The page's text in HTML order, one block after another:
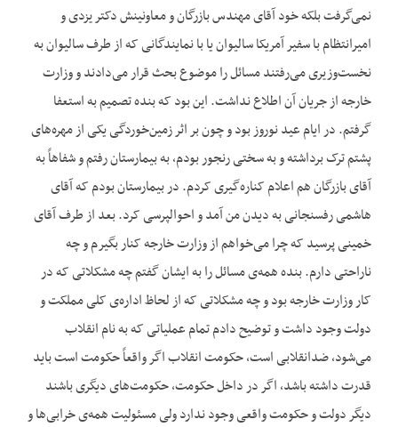
نمی‌‌گرفت بلکه خود آقای مهندس بازرگان و معاونینش دکتر یزدی و
امیرانتظام با سفیر آمریکا سالیوان یا با نمایندگانی که از طرف سالیوان به
نخست‌وزیری می‌‌رفتند مسائل را موضوع بحث قرار می‌‌دادند و وزارت
خارجه از جریان آن اطلاع نداشت. این بود که بنده تصمیم به استعفا
گرفتم. در ایام عید نوروز بود و چون بر اثر زمین‌‌خوردگی یکی از مهره‌‌های
پشتم ترک برداشته و به سختی رنجور بودم، به بیمارستان رفتم و شفاهاً به
آقای بازرگان هم اعلام کناره‌‌گیری کردم. در بیمارستان بودم که آقای
هاشمی رفسنجانی به دیدن من آمد و احوالپرسی کرد. بعد از طرف آقای
خمینی پرسید که چرا می‌‌خواهم از وزارت خارجه کنار بگیرم و چه
ناراحتی دارم. بنده همه‌‌ی مسائل را به ایشان گفتم چه مشکلاتی که در
کار وزارت خارجه بود و چه مشکلاتی که از لحاظ اداره‌‌ی کلی مملکت و
دولت وجود داشت و توضیح دادم تمام عملیاتی که به نام انقلاب
می‌‌شود، ضدانقلابی است، حکومت انقلاب اگر واقعاً حکومت است باید
قدرت داشته باشد، اگر در داخل حکومت، حکومت‌های دیگری باشند
دیگر دولت و حکومت واقعی وجود ندارد ولی مسئولیت همه‌‌ی خرابی‌‌ها و